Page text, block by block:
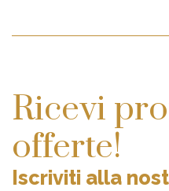
Ricevi
offerte!
Iscriviti alla